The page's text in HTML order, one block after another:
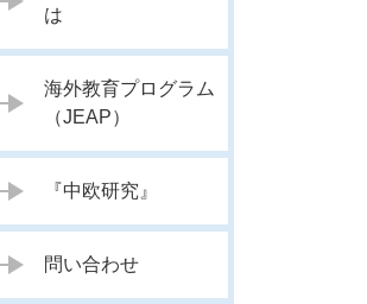
は
海外教育プログラム
（JEAP）
『中欧研究』
問い合わせ